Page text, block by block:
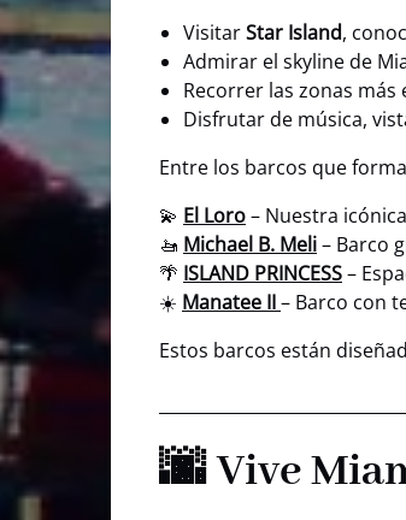
VisitarStar Island,
Admirar el skyline de
Recorrer las zonas más
Disfrutar de música,
Entre los barcos que
💫 El Loro– Nuestra
🚤 Michael B. Meli– Barco
🌴 ISLAND PRINCESS–
☀️ Manatee II– Barco con
Estos barcos están
🌆 Vive